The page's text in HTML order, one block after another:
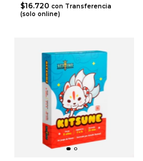
$16.720 con Transferencia
(solo online)